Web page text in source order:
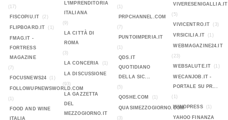
(17)
FISCOPIU.IT
(2)
FLIPBOARD.IT (1)
FMAG.IT -
FORTRESS
MAGAZINE
(7)
FOCUSNEWS24
(1)
FOLLOWUPNEWSWORLD.COM
(1)
FOOD AND WINE
ITALIA
L'IMPRENDITORIA
ITALIANA
(9)
LA CITTÀ DI
ROMA
(3)
LA CONCERIA
(1)
LA DISCUSSIONE
(93)
LA GAZZETTA
DEL
MEZZOGIORNO.IT
(1)
PRPCHANNEL.COM
(7)
PUNTOIMPERIA.IT
(1)
QDS.IT
QUOTIDIANO
DELLA SIC...
(5)
QOSHE.COM
(1)
QUASIMEZZOGIORNO.COM
(3)
VIVERESENIGALLIA.IT
(5)
VIVICENTRO.IT
(3)
VRSICILIA.IT (1)
WEBMAGAZINE24.IT
(23)
WEBSALUTE.IT
(1)
WECANJOB.IT -
PORTALE SU PR...
(1)
WINDPRESS
(1)
YAHOO FINANZA